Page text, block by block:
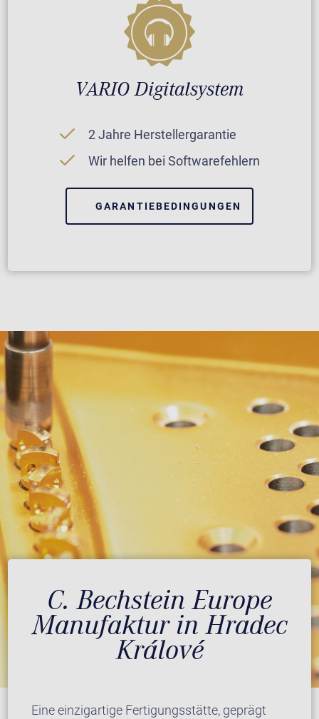
VARIO Digitalsystem
2 Jahre Herstellergarantie
Wir helfen bei Softwarefehlern
GARANTIEBEDINGUNGEN
C. Bechstein Europe
Manufaktur in Hradec
Králové
Eine einzigartige Fertigungsstätte, geprägt